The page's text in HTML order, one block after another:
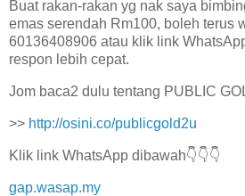
Buat rakan-rakan yg nak saya
emas serendah Rm100, boleh terus
60136408906 atau klik link
respon lebih cepat.
Jom baca2 dulu tentang PUBLIC
>> http://osini.co/publicgold2u
Klik link WhatsApp dibawah👇👇👇
gap.wasap.my